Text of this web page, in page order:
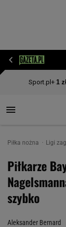
Piłka nożna Ligi
Piłkarze
szybko
Aleksander Bernard